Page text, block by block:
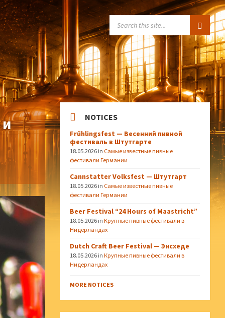
NOTICES
Frühlingsfest — Весенний пивной
фестиваль в Штутгарте
18.05.2026 in Самые известные пивные
фестивали Германии
Cannstatter Volksfest — Штутгарт
18.05.2026 in Самые известные пивные
фестивали Германии
Beer Festival “24 Hours of Maastricht”
18.05.2026 inКрупные пивные фестивали в
Нидерландах
Dutch Craft Beer Festival — Энсхеде
18.05.2026 inКрупные пивные фестивали в
Нидерландах
MORE NOTICES